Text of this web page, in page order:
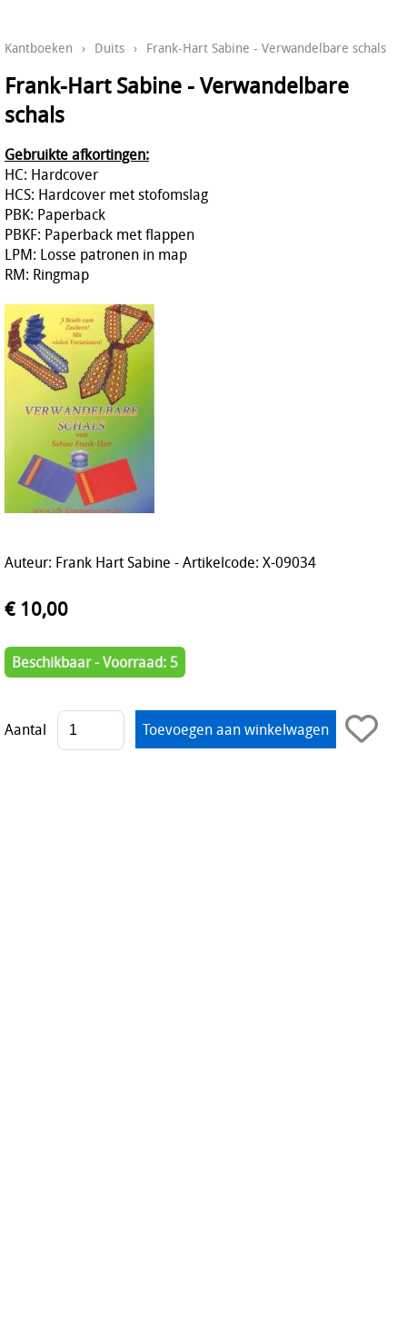
Kantboeken › Duits › Frank-Hart Sabine - Verwandelbare schals
Frank-Hart Sabine - Verwandelbare
schals
Gebruikte afkortingen:
HC: Hardcover
HCS: Hardcover met stofomslag
PBK: Paperback
PBKF: Paperback met flappen
LPM: Losse patronen in map
RM: Ringmap
Auteur: Frank Hart Sabine - Artikelcode: X-09034
€ 10,00
Beschikbaar - Voorraad: 5
Aantal